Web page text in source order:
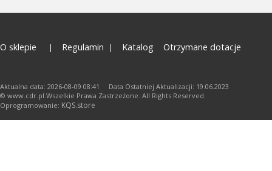
O sklepie Regulamin Katalog Otrzymane dotacje
Aktualna data: 2026-08-09 08:41 Data Ostatniej Aktualizacji: 19.06.2023
© www.cdr.pl.Wszelkie Prawa Zastrzeżone. All Rights Reserved.
Oprogramowanie: KQS.store